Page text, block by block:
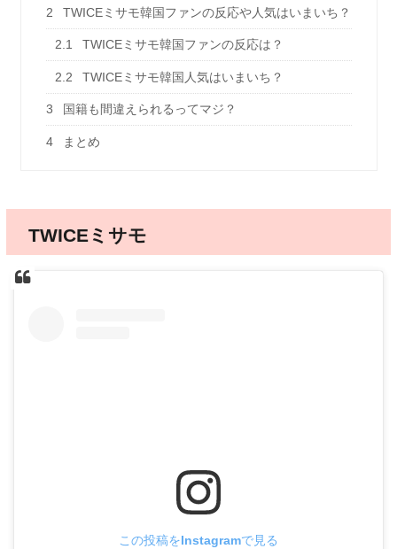
2 TWICEミサモ韓国ファンの反応や人気はいまいち？
2.1 TWICEミサモ韓国ファンの反応は？
2.2 TWICEミサモ韓国人気はいまいち？
3 国籍も間違えられるってマジ？
4 まとめ
TWICEミサモ
この投稿をInstagramで見る